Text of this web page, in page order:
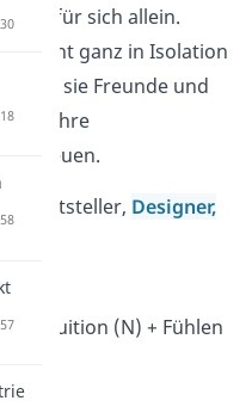
mal für sich allein.
nicht ganz in Isolation
sie Freunde und
auf ihre
freuen.
Schriftsteller, Designer,
+ Intuition (N) + Fühlen